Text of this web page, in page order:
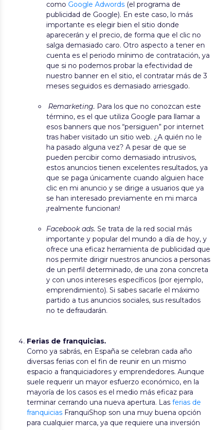
como Google Adwords (el programa de
publicidad de Google). En este caso, lo más
importante es elegir bien el sitio donde
aparecerán y el precio, de forma que el clic no
salga demasiado caro. Otro aspecto a tener en
cuenta es el periodo mínimo de contratación, ya
que si no podemos probar la efectividad de
nuestro banner en el sitio, el contratar más de 3
meses seguidos es demasiado arriesgado.
Remarketing. Para los que no conozcan este
término, es el que utiliza Google para llamar a
esos banners que nos “persiguen” por internet
tras haber visitado un sitio web. ¿A quién no le
ha pasado alguna vez? A pesar de que se
pueden percibir como demasiado intrusivos,
estos anuncios tienen excelentes resultados, ya
que se paga únicamente cuando alguien hace
clic en mi anuncio y se dirige a usuarios que ya
se han interesado previamente en mi marca
¡realmente funcionan!
Facebook ads. Se trata de la red social más
importante y popular del mundo a día de hoy, y
ofrece una eficaz herramienta de publicidad que
nos permite dirigir nuestros anuncios a personas
de un perfil determinado, de una zona concreta
y con unos intereses específicos (por ejemplo,
emprendimiento). Si sabes sacarle el máximo
partido a tus anuncios sociales, sus resultados
no te defraudarán.
Ferias de franquicias.
Como ya sabrás, en España se celebran cada año
diversas ferias con el fin de reunir en un mismo
espacio a franquiciadores y emprendedores. Aunque
suele requerir un mayor esfuerzo económico, en la
mayoría de los casos es el medio más eficaz para
terminar cerrando una nueva apertura. Las ferias de
franquicias FranquiShop son una muy buena opción
para cualquier marca, ya que requiere una inversión